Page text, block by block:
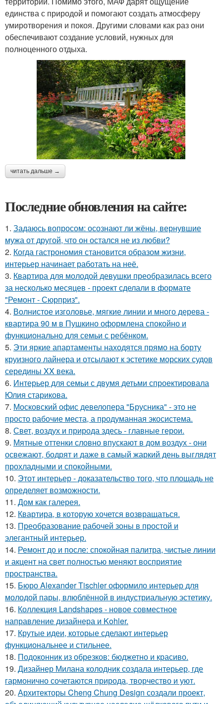
единства с природой и помогают создать атмосферу
умиротворения и покоя. Другими словами как раз они
обеспечивают создание условий, нужных для
полноценного отдыха.
читать дальше →
Последние обновления на сайте:
1. Задаюсь вопросом: осознают ли жёны, вернувшие
мужа от другой, что он остался не из любви?
2. Когда гастрономия становится образом жизни,
интерьер начинает работать на неё.
3. Квартира для молодой девушки преобразилась всего
за несколько месяцев - проект сделали в формате
"Ремонт - Сюрприз".
4. Волнистое изголовье, мягкие линии и много дерева -
квартира 90 м в Пушкино оформлена спокойно и
функционально для семьи с ребёнком.
5. Эти яркие апартаменты находятся прямо на борту
круизного лайнера и отсылают к эстетике морских судов
середины XX века.
6. Интерьер для семьи с двумя детьми спроектировала
Юлия старикова.
7. Московский офис девелопера "Брусника" - это не
просто рабочие места, а продуманная экосистема.
8. Свет, воздух и природа здесь - главные герои.
9. Мятные оттенки словно впускают в дом воздух - они
освежают, бодрят и даже в самый жаркий день выглядят
прохладными и спокойными.
10. Этот интерьер - доказательство того, что площадь не
определяет возможности.
11. Дом как галерея.
12. Квартира, в которую хочется возвращаться.
13. Преобразование рабочей зоны в простой и
элегантный интерьер.
14. Ремонт до и после: спокойная палитра, чистые линии
и акцент на свет полностью меняют восприятие
пространства.
15. Бюро Alexander Tischler оформило интерьер для
молодой пары, влюблённой в индустриальную эстетику.
16. Коллекция Landshapes - новое совместное
направление дизайнера и Kohler.
17. Крутые идеи, которые сделают интерьер
функциональнее и стильнее.
18. Подоконник из обрезков: бюджетно и красиво.
19. Дизайнер Милана колодник создала интерьер, где
гармонично сочетаются природа, творчество и уют.
20. Архитекторы Cheng Chung Design создали проект,